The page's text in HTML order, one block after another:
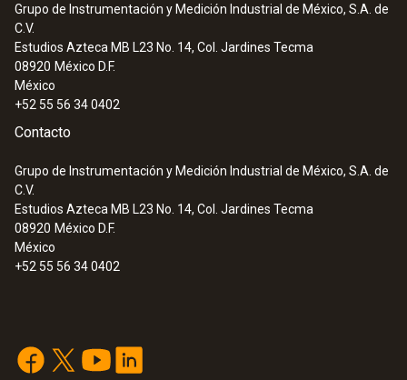
: 0563 3000 71
Set Advanced testo 330i - Analizador de
Grupo de Instrumentación y Medición Industrial de México, S.A. de
C.V.
Estudios Azteca MB L23 No. 14, Col. Jardines Tecma
08920 México D.F.
México
+52 55 56 34 0402
Contacto
Grupo de Instrumentación y Medición Industrial de México, S.A. de
C.V.
Estudios Azteca MB L23 No. 14, Col. Jardines Tecma
08920 México D.F.
México
+52 55 56 34 0402